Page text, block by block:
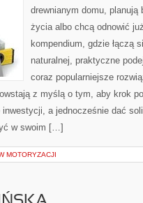
drewnianym domu, planują
życia albo chcą odnowić
kompendium, gdzie łączą
naturalnej, praktyczne
coraz popularniejsze
z myślą o tym, aby krok
a jednocześnie dać
w swoim […]
MOTORYZACJI